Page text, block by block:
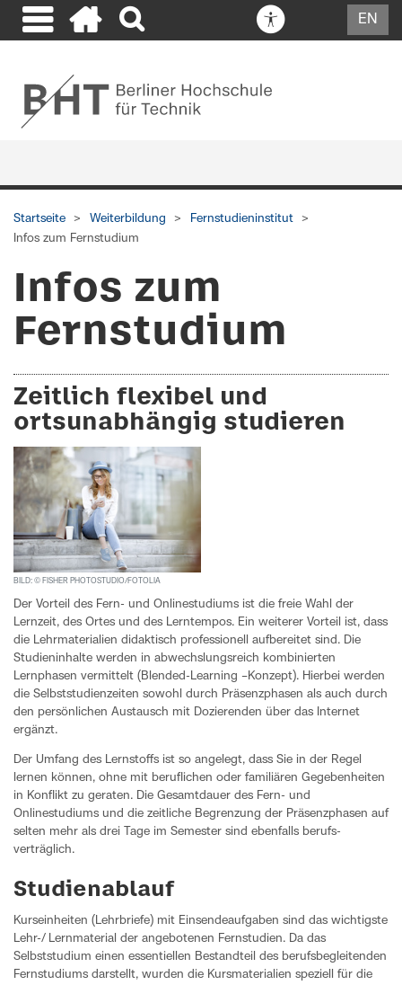
EN
Startseite Weiterbildung
Fernstudieninstitut
Infos zum Fernstudium
Infos zum
Fernstudium
Zeitlich flexibel und
ortsunabhängig studieren
BILD: © FISHER PHOTOSTUDIO/FOTOLIA
Der Vorteil des Fern- und Onlinestudiums ist die freie Wahl der
Lernzeit, des Ortes und des Lern­tempos. Ein weiterer Vorteil ist, dass
die Lehrmaterialien didaktisch professionell aufbereitet sind. Die
Studieninhalte werden in abwechslungsreich kombinierten
Lernphasen vermittelt (Blended-Learning –Konzept). Hierbei werden
die Selbststudienzeiten sowohl durch Präsenzphasen als auch durch
den persönlichen Austausch mit Dozierenden über das Internet
ergänzt.
Der Umfang des Lernstoffs ist so angelegt, dass Sie in der Regel
lernen können, ohne mit beruflichen oder familiären Gegebenheiten
in Konflikt zu geraten. Die Gesamtdauer des Fern- und
Onlinestudiums und die zeitliche Begrenzung der Präsenz­phasen auf
selten mehr als drei Tage im Semester sind ebenfalls berufs­
verträglich.
Studienablauf
Kurseinheiten (Lehrbriefe) mit Einsendeaufgaben sind das wichtigste
Lehr-/ Lernmaterial der angebotenen Fernstudien. Da das
Selbststudium einen essentiellen Bestandteil des berufsbegleitenden
Fernstudiums darstellt, wurden die Kursmaterialien speziell für die